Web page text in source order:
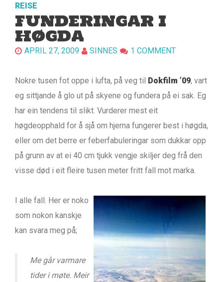
REISE
FUNDERINGAR I
HØGDA
APRIL 27, 2009 SINNES 1 COMMENT
Nokre tusen fot oppe i lufta, på veg til Dokfilm ’09, vart
eg sittjande å glo ut på skyene og fundera på ei sak. Eg
har ein tendens til slikt. Vurderer mest eit
høgdeopphald for å sjå om hjerna fungerer best i høgda,
eller om det berre er feberfabuleringar som dukkar opp
på grunn av at ei 40 cm tjukk vengje skiljer deg frå den
visse død i eit fleire tusen meter fritt fall mot marka.
I alle fall. Her er noko
som nokon kanskje
kan svara meg på;
Me går varmare
tider i møte. Meir